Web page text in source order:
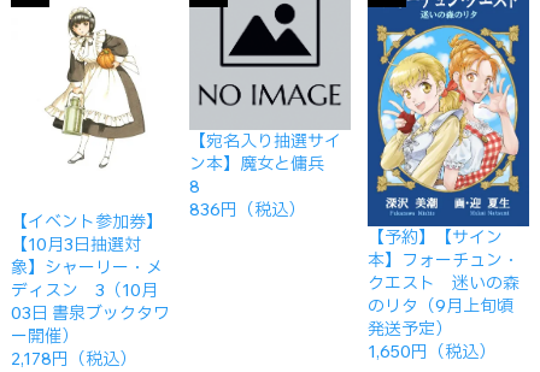
【イベント参加券】
【10月3日抽選対
象】シャーリー・メ
ディスン 3（10月
03日 書泉ブックタワ
ー開催）
2,178円（税込）
【宛名入り抽選サイ
ン本】魔女と傭兵
8
836円（税込）
【予約】【サイン
本】フォーチュン・
クエスト 迷いの森
のリタ（9月上旬頃
発送予定）
1,650円（税込）